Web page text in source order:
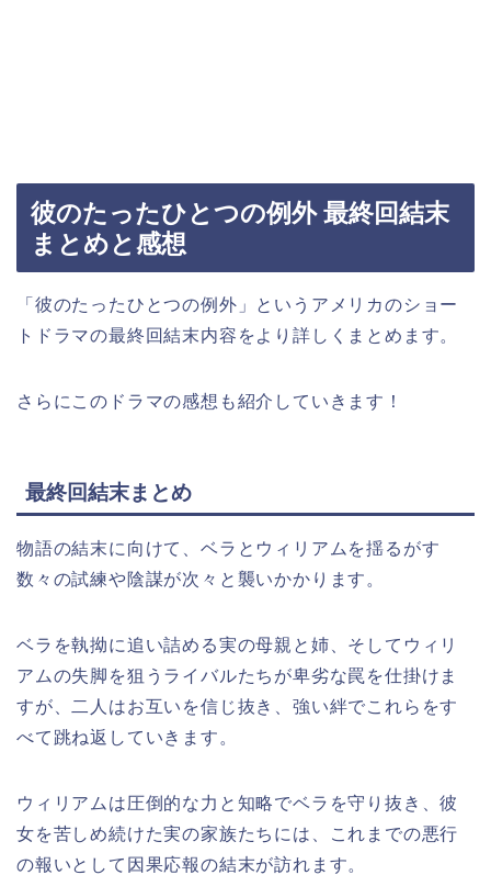
彼のたったひとつの例外 最終回結末
まとめと感想
「彼のたったひとつの例外」というアメリカのショー
トドラマの最終回結末内容をより詳しくまとめます。
さらにこのドラマの感想も紹介していきます！
最終回結末まとめ
物語の結末に向けて、ベラとウィリアムを揺るがす
数々の試練や陰謀が次々と襲いかかります。
ベラを執拗に追い詰める実の母親と姉、そしてウィリ
アムの失脚を狙うライバルたちが卑劣な罠を仕掛けま
すが、二人はお互いを信じ抜き、強い絆でこれらをす
べて跳ね返していきます。
ウィリアムは圧倒的な力と知略でベラを守り抜き、彼
女を苦しめ続けた実の家族たちには、これまでの悪行
の報いとして因果応報の結末が訪れます。